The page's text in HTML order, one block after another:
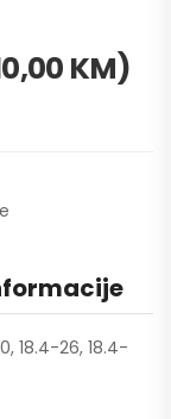
KM)
18.4-26, 18.4-